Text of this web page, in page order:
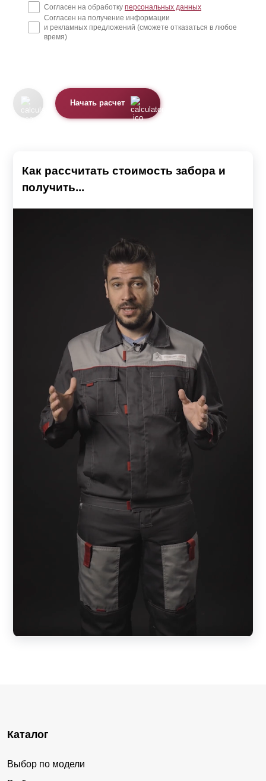
Согласен на обработку персональных данных
Согласен на получение информации
и рекламных предложений (сможете отказаться в любое
время)
Начать расчет
Как рассчитать стоимость забора и
получить...
Каталог
Выбор по модели